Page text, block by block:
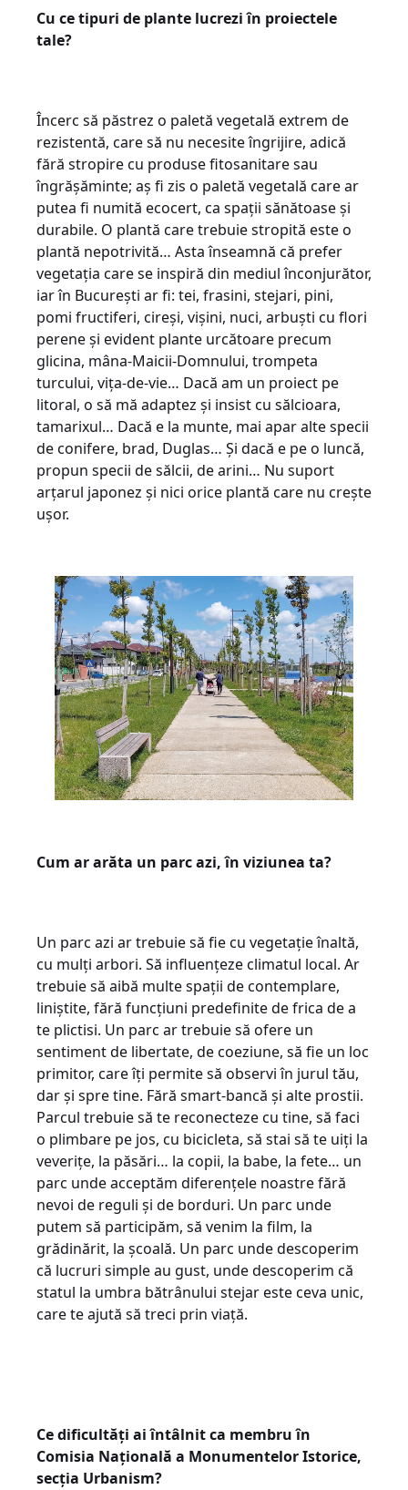
Cu ce tipuri de plante lucrezi în proiectele
tale?
Încerc să păstrez o paletă vegetală extrem de
rezistentă, care să nu necesite îngrijire, adică
fără stropire cu produse fitosanitare sau
îngrășăminte; aș fi zis o paletă vegetală care ar
putea fi numită ecocert, ca spații sănătoase și
durabile. O plantă care trebuie stropită este o
plantă nepotrivită… Asta înseamnă că prefer
vegetația care se inspiră din mediul înconjurător,
iar în București ar fi: tei, frasini, stejari, pini,
pomi fructiferi, cireși, vișini, nuci, arbuști cu flori
perene și evident plante urcătoare precum
glicina, mâna-Maicii-Domnului, trompeta
turcului, vița-de-vie… Dacă am un proiect pe
litoral, o să mă adaptez și insist cu sălcioara,
tamarixul… Dacă e la munte, mai apar alte specii
de conifere, brad, Duglas… Și dacă e pe o luncă,
propun specii de sălcii, de arini… Nu suport
arțarul japonez și nici orice plantă care nu crește
ușor.
Cum ar arăta un parc azi, în viziunea ta?
Un parc azi ar trebuie să fie cu vegetație înaltă,
cu mulți arbori. Să influențeze climatul local. Ar
trebuie să aibă multe spații de contemplare,
liniștite, fără funcțiuni predefinite de frica de a
te plictisi. Un parc ar trebuie să ofere un
sentiment de libertate, de coeziune, să fie un loc
primitor, care îți permite să observi în jurul tău,
dar și spre tine. Fără smart-bancă și alte prostii.
Parcul trebuie să te reconecteze cu tine, să faci
o plimbare pe jos, cu bicicleta, să stai să te uiți la
veverițe, la păsări… la copii, la babe, la fete… un
parc unde acceptăm diferențele noastre fără
nevoi de reguli și de borduri. Un parc unde
putem să participăm, să venim la film, la
grădinărit, la școală. Un parc unde descoperim
că lucruri simple au gust, unde descoperim că
statul la umbra bătrânului stejar este ceva unic,
care te ajută să treci prin viață.
Ce dificultăți ai întâlnit ca membru în
Comisia Națională a Monumentelor Istorice,
secția Urbanism?